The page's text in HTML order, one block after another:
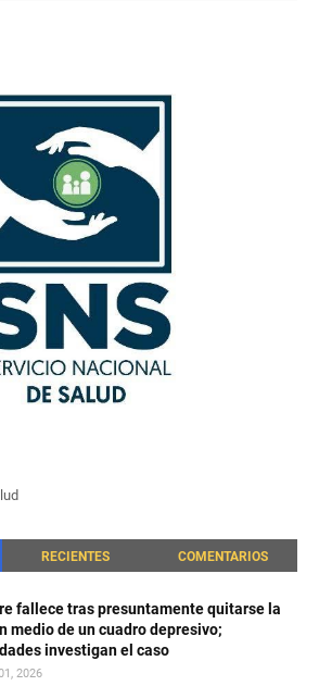
RECIENTES COMENTARIOS
fallece tras presuntamente quitarse la
medio de un cuadro depresivo;
investigan el caso
2026